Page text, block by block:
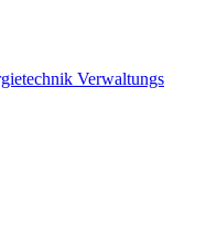
Verwaltungs